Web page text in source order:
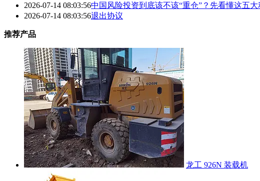
2026-07-14 08:03:56中国风险投资到底该不该“重仓”？先看懂这五
2026-07-14 08:03:56退出协议
推荐产品
龙工 926N 装载机